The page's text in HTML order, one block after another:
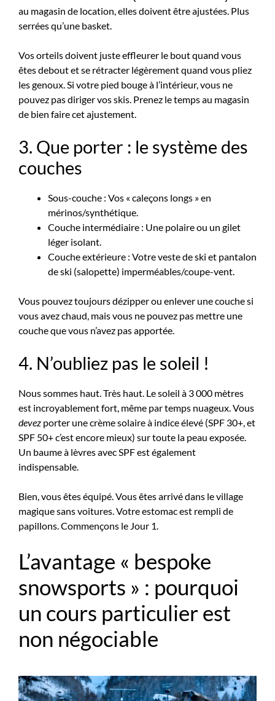
au magasin de location, elles doivent êtreajustées . Plus
serrées qu’une basket.
Vos orteils doivent juste effleurer le bout quand vous
êtes debout et se rétracter légèrement quand vous pliez
les genoux. Si votre pied bouge à l’intérieur, vous ne
pouvez pas diriger vos skis. Prenez le temps au magasin
de bien faire cet ajustement.
3. Que porter : le système des
couches
Sous-couche : Vos « caleçons longs » en
mérinos/synthétique.
Couche intermédiaire : Une polaire ou un gilet
léger isolant.
Couche extérieure : Votre veste de ski et pantalon
de ski (salopette) imperméables/coupe-vent.
Vous pouvez toujours dézipper ou enlever une couche si
vous avez chaud, mais vous ne pouvez pas mettre une
couche que vous n’avez pas apportée.
4. N’oubliez pas le soleil !
Nous sommes haut. Très haut. Le soleil à 3 000 mètres
est incroyablement fort, même par temps nuageux. Vous
devez porter une crème solaire à indice élevé (SPF 30+, et
SPF 50+ c’est encore mieux) sur toute la peau exposée.
Un baume à lèvres avec SPF est également
indispensable.
Bien, vous êtes équipé. Vous êtes arrivé dans le village
magique sans voitures. Votre estomac est rempli de
papillons. Commençons le Jour 1.
L’avantage « bespoke
snowsports » : pourquoi
un cours particulier est
non négociable